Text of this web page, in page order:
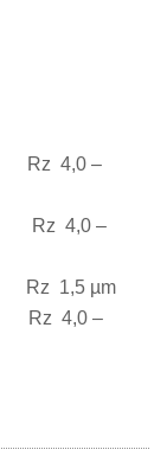
Rz 4,0 –
4,0 –
1,5 µm
Rz 4,0 –